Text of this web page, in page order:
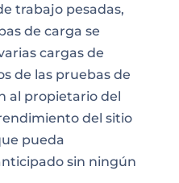
trabajo pesadas,
de carga se
cargas de
de las pruebas de
al propietario del
del sitio
pueda
sin ningún